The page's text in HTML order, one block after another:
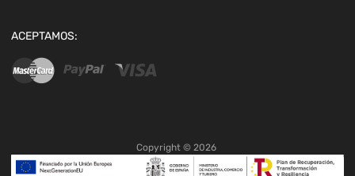
ACEPTAMOS:
Copyright © 2026